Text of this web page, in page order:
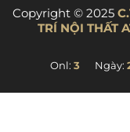
Copyright © 2025
TRÍ NỘI THẤT
Onl: 3 Ngày: